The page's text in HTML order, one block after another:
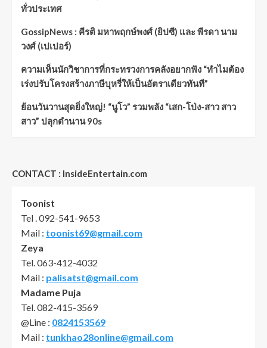
ทั่วประเทศ
GossipNews : คีรติ มหาพฤกษ์พงศ์ (ยิปซี) และ พีรดา นาม
วงศ์ (เปเปอร์)
ความเห็นนักวิชาการที่กระทรวงการคลังอยากฟัง “ทำไมต้อง
เร่งปรับโครงสร้างภาษีบุหรี่ให้เป็นอัตราเดียวทันที”
ย้อนวันวานสุดยิ่งใหญ่! “นูโว” รวมพลัง “เสก-โป่ง-สาว สาว
สาว” ปลุกตำนาน 90s
CONTACT : InsideEntertain.com
Toonist
Tel . 092-541-9653
Mail : toonist69@gmail.com
Zeya
Tel. 063-412-4032
Mail : palisatst@gmail.com
Madame Puja
Tel. 082-415-3569
@Line : 0824153569
Mail : tunkhao28online@gmail.com